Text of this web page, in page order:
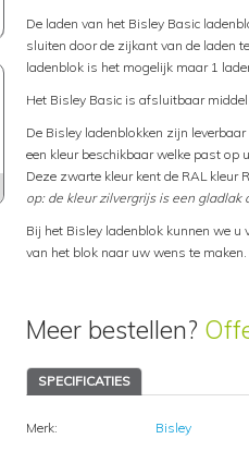
De laden van het Bisley Basic
sluiten door de zijkant van de laden
ladenblok is het mogelijk maar 1
Het Bisley Basic is afsluitbaar
De Bisley ladenblokken zijn
een kleur beschikbaar welke past op
Deze zwarte kleur kent de RAL kleur
op: de kleur zilvergrijs is een gladlak
Bij het Bisley ladenblok kunnen we u
van het blok naar uw wens te maken.
Meer bestellen?
SPECIFICATIES
Merk:
Bisley